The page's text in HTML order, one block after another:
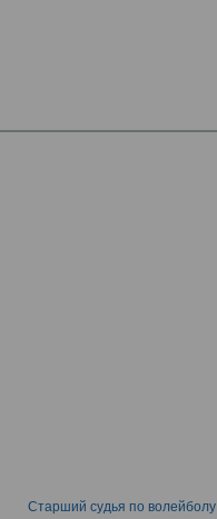
Старший судья по волейболу